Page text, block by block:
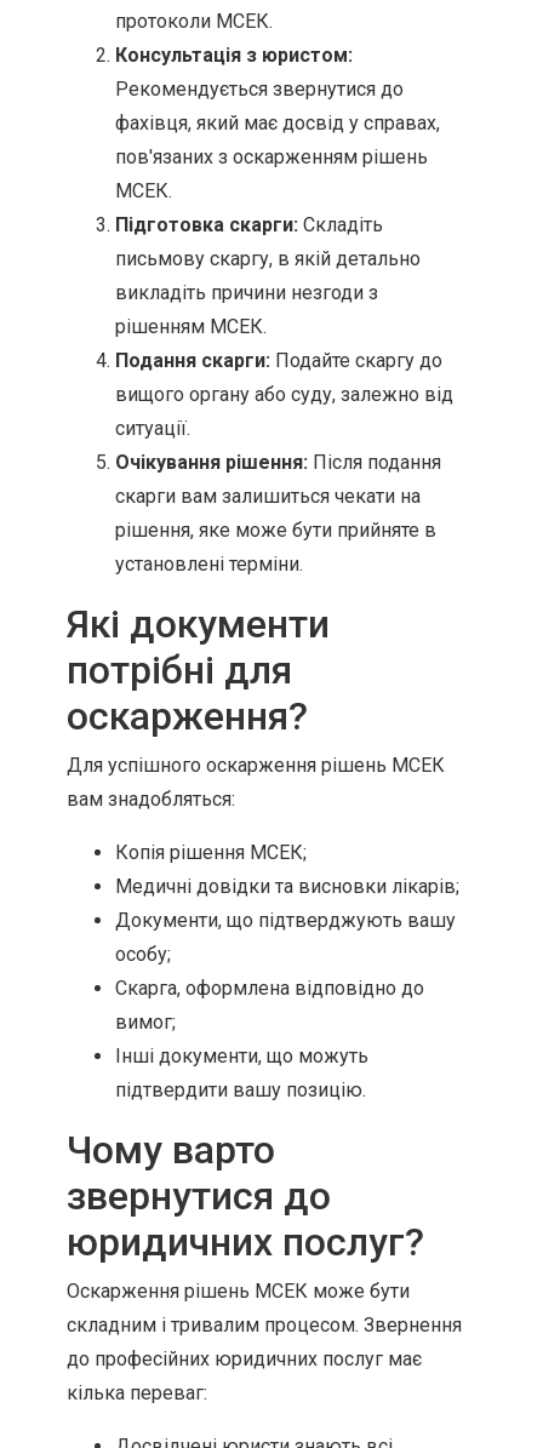
протоколи МСЕК.
Консультація з юристом:
Рекомендується звернутися до
фахівця, який має досвід у справах,
пов'язаних з оскарженням рішень
МСЕК.
Підготовка скарги: Складіть
письмову скаргу, в якій детально
викладіть причини незгоди з
рішенням МСЕК.
Подання скарги: Подайте скаргу до
вищого органу або суду, залежно від
ситуації.
Очікування рішення: Після подання
скарги вам залишиться чекати на
рішення, яке може бути прийняте в
установлені терміни.
Які документи
потрібні для
оскарження?
Для успішного оскарження рішень МСЕК
вам знадобляться:
Копія рішення МСЕК;
Медичні довідки та висновки лікарів;
Документи, що підтверджують вашу
особу;
Скарга, оформлена відповідно до
вимог;
Інші документи, що можуть
підтвердити вашу позицію.
Чому варто
звернутися до
юридичних послуг?
Оскарження рішень МСЕК може бути
складним і тривалим процесом. Звернення
до професійних юридичних послуг має
кілька переваг: